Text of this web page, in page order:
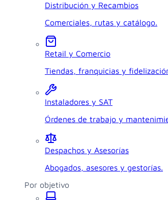
Distribución y Recambios
Comerciales, rutas y catálogo.
Retail y Comercio
Tiendas, franquicias y
Instaladores y SAT
Órdenes de trabajo y
Despachos y Asesorías
Abogados, asesores y gestorías.
Por objetivo